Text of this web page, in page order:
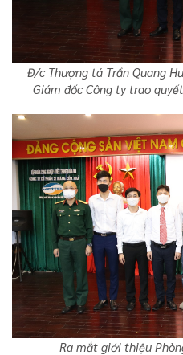
Đ/c Thượng tá Trần Quang
Giám đốc Công ty trao
Ra mắt giới thiệu